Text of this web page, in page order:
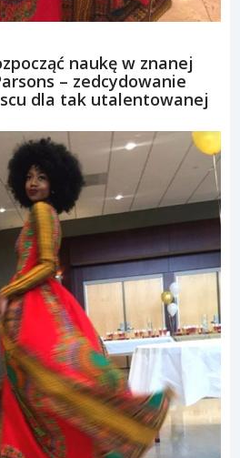
naukę w znanej
– zedcydowanie
dla tak utalentowanej